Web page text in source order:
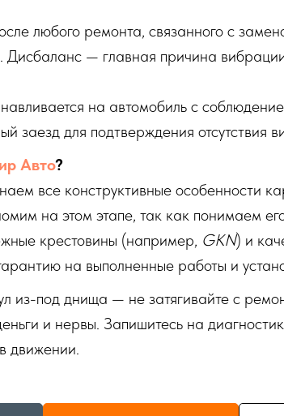
любого ремонта, связанного с
Дисбаланс — главная причина
на автомобиль с
заезд для подтверждения отсутствия
Авто?
все конструктивные особенности
на этом этапе, так как понимаем
крестовины (например, GKN) и
на выполненные работы и
из-под днища — не затягивайте с
и нервы. Запишитесь на
движении.